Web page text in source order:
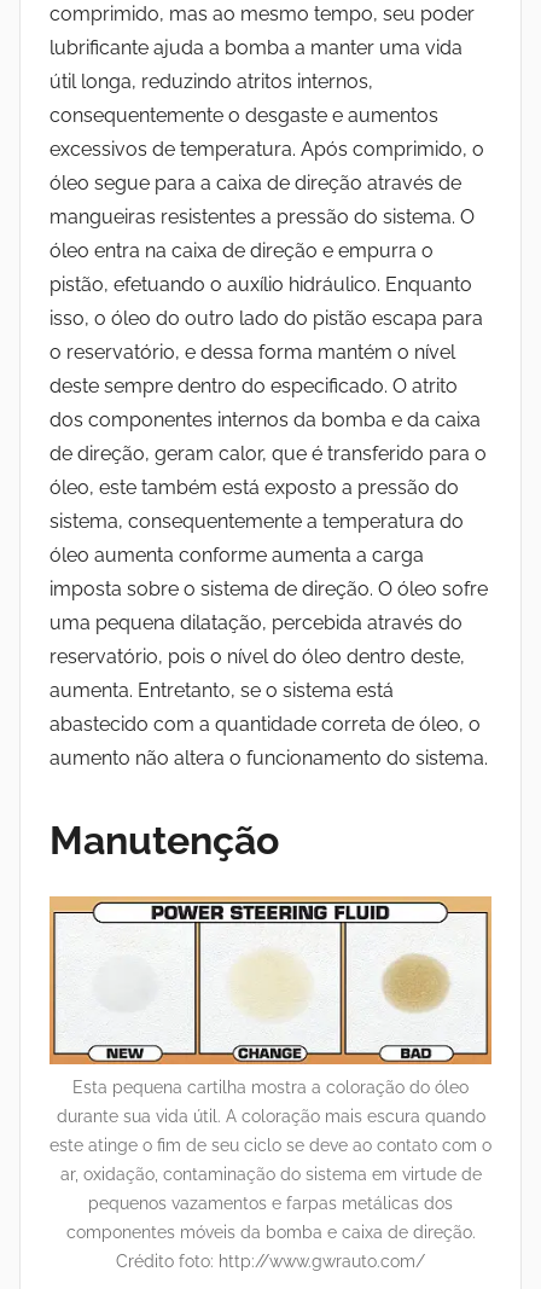
comprimido, mas ao mesmo tempo, seu poder
lubrificante ajuda a bomba a manter uma vida
útil longa, reduzindo atritos internos,
consequentemente o desgaste e aumentos
excessivos de temperatura. Após comprimido, o
óleo segue para a caixa de direção através de
mangueiras resistentes a pressão do sistema. O
óleo entra na caixa de direção e empurra o
pistão, efetuando o auxílio hidráulico. Enquanto
isso, o óleo do outro lado do pistão escapa para
o reservatório, e dessa forma mantém o nível
deste sempre dentro do especificado. O atrito
dos componentes internos da bomba e da caixa
de direção, geram calor, que é transferido para o
óleo, este também está exposto a pressão do
sistema, consequentemente a temperatura do
óleo aumenta conforme aumenta a carga
imposta sobre o sistema de direção. O óleo sofre
uma pequena dilatação, percebida através do
reservatório, pois o nível do óleo dentro deste,
aumenta. Entretanto, se o sistema está
abastecido com a quantidade correta de óleo, o
aumento não altera o funcionamento do sistema.
Manutenção
Esta pequena cartilha mostra a coloração do óleo
durante sua vida útil. A coloração mais escura quando
este atinge o fim de seu ciclo se deve ao contato com o
ar, oxidação, contaminação do sistema em virtude de
pequenos vazamentos e farpas metálicas dos
componentes móveis da bomba e caixa de direção.
Crédito foto: http://www.gwrauto.com/